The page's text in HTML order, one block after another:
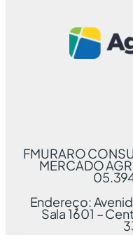
FMURARO
MERCADO
Endereço:
Sala 1601 –